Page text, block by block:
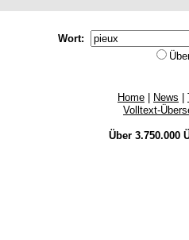
Wort:
Home News
Volltext-
Über 3.750.000